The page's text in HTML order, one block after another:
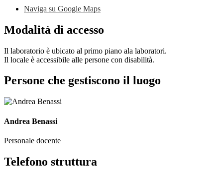
Naviga su Google Maps
Modalità di accesso
Il laboratorio è ubicato al primo piano ala laboratori.
Il locale è accessibile alle persone con disabilità.
Persone che gestiscono il luogo
Andrea Benassi
Personale docente
Telefono struttura